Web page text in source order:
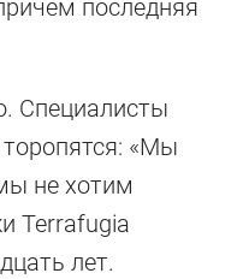
последняя
Специалисты
«Мы
не хотим
Terrafugia
лет.